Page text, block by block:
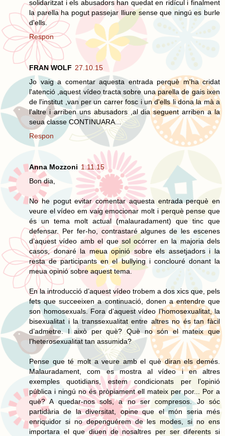
solidaritzat i els abusadors han quedat en ridícul i finalment
la parella ha pogut passejar lliure sense que ningú es burle
d'ells.
Respon
FRAN WOLF 27.10.15
Jo vaig a comentar aquesta entrada perquè m'ha cridat
l'atenció ,aquest vídeo tracta sobre una parella de gais ixen
de l'institut ,van per un carrer fosc i un d'ells li dona la mà a
l'altre i arriben uns abusadors ,al dia seguent arriben a la
seua classe CONTINUARA...
Respon
Anna Mozzoni 1.11.15
Bon dia,
No he pogut evitar comentar aquesta entrada perquè en
veure el vídeo em vaig emocionar molt i perquè pense que
és un tema molt actual (malauradament) que tinc que
defensar. Per fer-ho, contrastaré algunes de les escenes
d’aquest vídeo amb el que sol ocórrer en la majoria dels
casos, donaré la meua opinió sobre els assetjadors i la
resta de participants en el bullying i conclouré donant la
meua opinió sobre aquest tema.
En la introducció d’aquest vídeo trobem a dos xics que, pels
fets que succeeixen a continuació, donen a entendre que
son homosexuals. Fora d’aquest vídeo l’homosexualitat, la
bisexualitat i la transsexualitat entre altres no és tan fàcil
d’admetre. I això per què? Què no són el mateix que
l’heterosexualitat tan assumida?
Pense que té molt a veure amb el què diran els demés.
Malauradament, com es mostra al vídeo i en altres
exemples quotidians, estem condicionats per l’opinió
pública i ningú no és pròpiament ell mateix per por... Por a
què? A quedar-nos sols, a no ser compresos. Jo sóc
partidària de la diversitat, opine que el món seria més
enriquidor si no depenguérem de les modes, si no ens
importara el que diuen de nosaltres per ser diferents si